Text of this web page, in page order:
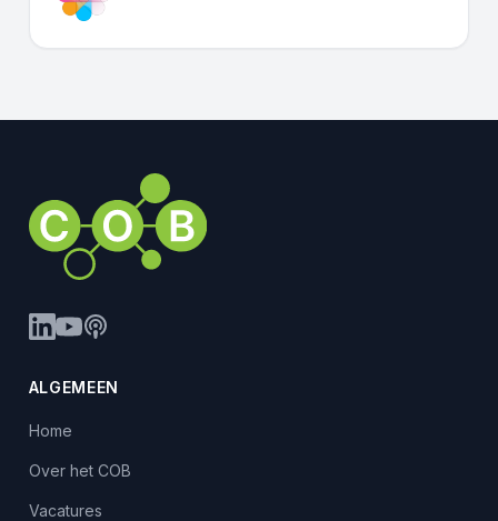
ALGEMEEN
Home
Over het COB
Vacatures